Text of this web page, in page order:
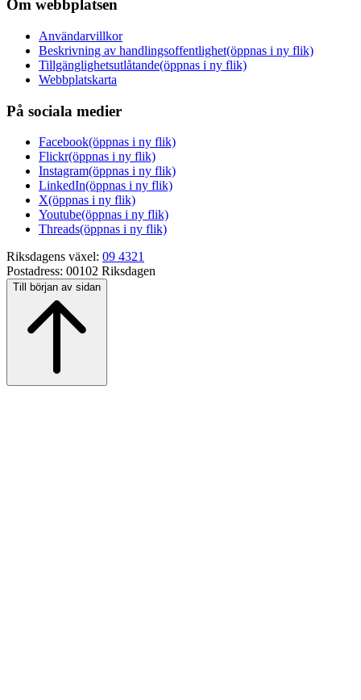
Om webbplatsen
Användarvillkor
Beskrivning av handlingsoffentlighet(öppnas i ny flik)
Tillgänglighetsutlåtande(öppnas i ny flik)
Webbplatskarta
På sociala medier
Facebook(öppnas i ny flik)
Flickr(öppnas i ny flik)
Instagram(öppnas i ny flik)
LinkedIn(öppnas i ny flik)
X(öppnas i ny flik)
Youtube(öppnas i ny flik)
Threads(öppnas i ny flik)
Riksdagens växel: 09 4321
Postadress: 00102 Riksdagen
Till början av sidan